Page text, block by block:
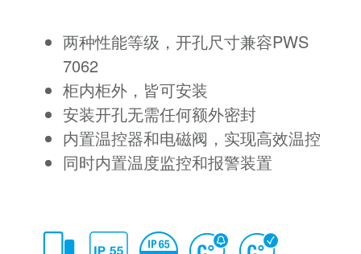
两种性能等级，开孔尺寸兼容PWS
7062
柜内柜外，皆可安装
安装开孔无需任何额外密封
内置温控器和电磁阀，实现高效温控
同时内置温度监控和报警装置